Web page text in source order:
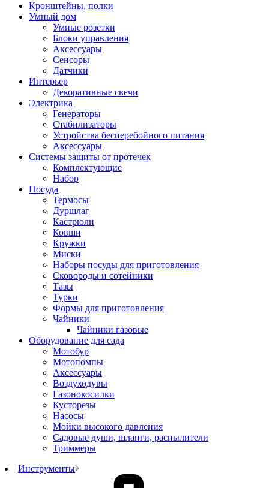
Кронштейны, полки
Умный дом
Умные розетки
Блоки управления
Аксессуары
Сенсоры
Датчики
Интерьер
Декоративные свечи
Электрика
Генераторы
Стабилизаторы
Устройства бесперебойного питания
Аксессуары
Системы защиты от протечек
Комплектующие
Набор
Посуда
Термосы
Дуршлаг
Кастрюли
Ковши
Кружки
Миски
Наборы посуды для приготовления
Сковороды и сотейники
Тазы
Турки
Формы для приготовления
Чайники
Чайники газовые
Оборудование для сада
Мотобур
Мотопомпы
Аксессуары
Воздуходувы
Газонокосилки
Кусторезы
Насосы
Мойки высокого давления
Садовые души, шланги, распылители
Триммеры
Инструменты